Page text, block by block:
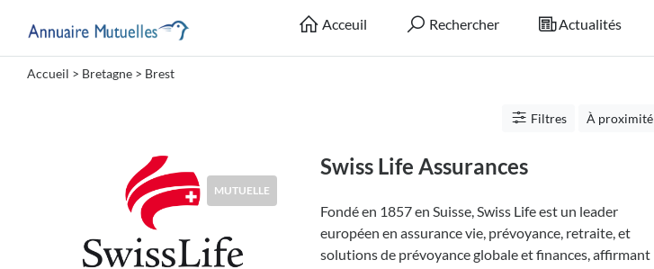
Acceuil Rechercher Actualités
Accueil > Bretagne > Brest
Filtres À proximité
MUTUELLE
Swiss Life Assurances
Fondé en 1857 en Suisse, Swiss Life est un leader
européen en assurance vie, prévoyance, retraite, et
solutions de prévoyance globale et finances, affirmant